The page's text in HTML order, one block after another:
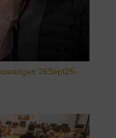
26Sept25-